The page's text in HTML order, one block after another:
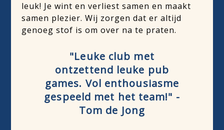
leuk! Je wint en verliest samen en maakt
samen plezier. Wij zorgen dat er altijd
genoeg stof is om over na te praten.
"Leuke club met
ontzettend leuke pub
games. Vol enthousiasme
gespeeld met het team!" -
Tom de Jong